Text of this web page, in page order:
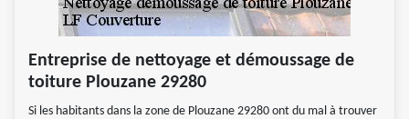
Entreprise de nettoyage et démoussage de
toiture Plouzane 29280
Si les habitants dans la zone de Plouzane 29280 ont du mal à trouver